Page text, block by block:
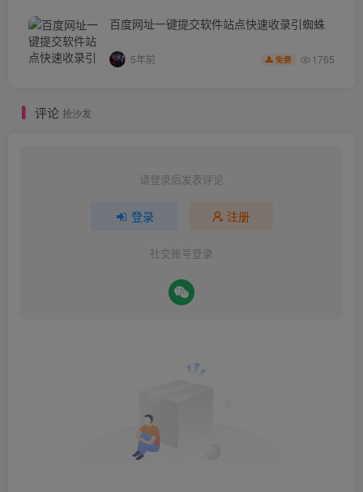
百度网址一键提交软件站点快速收录引蜘蛛
5年前 免费 1765
评论 抢沙发
请登录后发表评论
登录 注册
社交账号登录